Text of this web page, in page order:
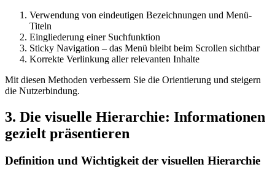
Verwendung von eindeutigen Bezeichnungen und Menü-
Titeln
Eingliederung einer Suchfunktion
Sticky Navigation – das Menü bleibt beim Scrollen sichtbar
Korrekte Verlinkung aller relevanten Inhalte
Mit diesen Methoden verbessern Sie die Orientierung und steigern
die Nutzerbindung.
3. Die visuelle Hierarchie: Informationen
gezielt präsentieren
Definition und Wichtigkeit der visuellen Hierarchie